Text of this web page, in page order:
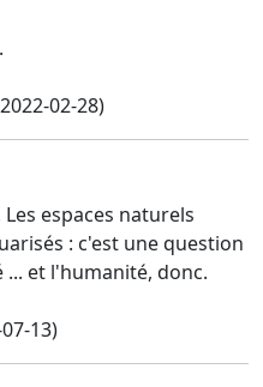
02-28)
espaces naturels
: c'est une question
et l'humanité, donc.
13)